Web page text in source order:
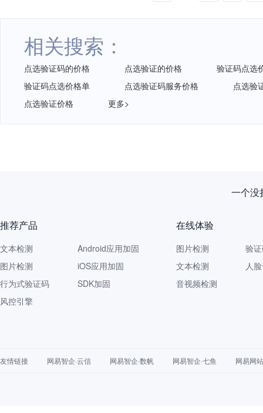
相关搜索：
点选验证码的价格 点选验证的价格
验证码点选
验证码点选价格单
点选验证码服务价格
点选验
点选验证价格
更多>
一个没
推荐产品
文本检测
图片检测
行为式验证码
风控引擎
Android应用加固
iOS应用加固
SDK加固
在线体验
图片检测
文本检测
音视频检测
验
人
友情链接 网易智企·云信 网易智企·数帆 网易智企·七鱼 网易网